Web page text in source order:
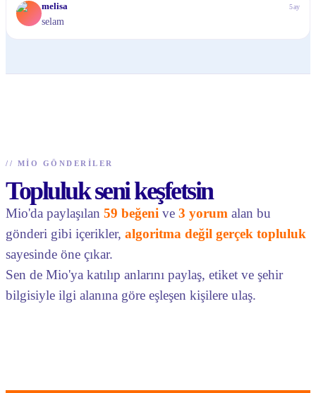
M melisa 5ay
selam
// MIO GÖNDERILER
Topluluk seni keşfetsin
Mio'da paylaşılan 59 beğeni ve 3 yorum alan bu
gönderi gibi içerikler, algoritma değil gerçek topluluk
sayesinde öne çıkar.
Sen de Mio'ya katılıp anlarını paylaş, etiket ve şehir
bilgisiyle ilgi alanına göre eşleşen kişilere ulaş.